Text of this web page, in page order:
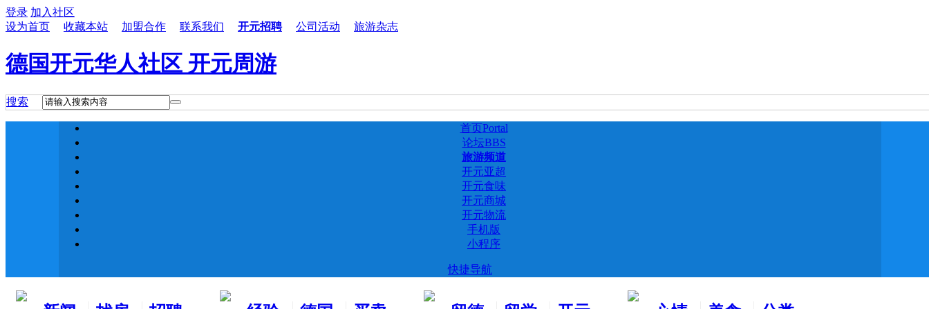
登录 加入社区
设为首页
收藏本站 加盟合作 联系我们 开元招聘 公司活动 旅游杂志
德国开元华人社区 开元周游
搜索
首页Portal
论坛BBS
旅游频道
开元亚超
开元食味
开元商城
开元物流
手机版
小程序
快捷导航